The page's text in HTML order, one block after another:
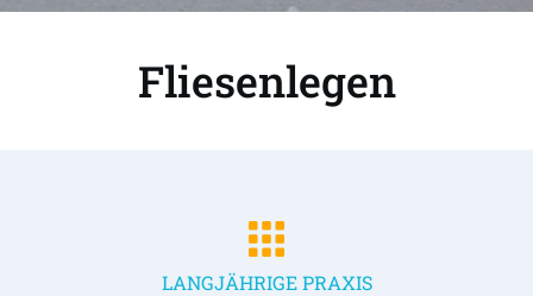
Fliesenlegen
LANGJÄHRIGE PRAXIS